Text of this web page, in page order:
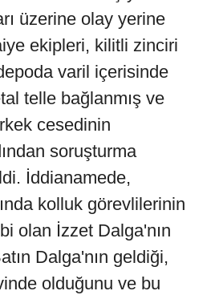
üzerine olay yerine
ekipleri, kilitli zinciri
varil içerisinde
telle bağlanmış ve
cesedinin
soruşturma
İddianamede,
kolluk görevlilerinin
olan İzzet Dalga'nın
Dalga'nın geldiği,
olduğunu ve bu